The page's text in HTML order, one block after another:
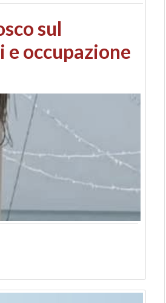
center,